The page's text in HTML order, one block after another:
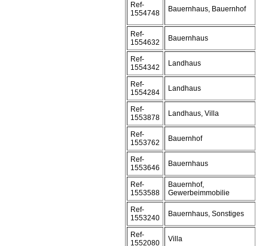
Ref-
1554748
Bauernhaus, Bauernhof
Ref-
1554632
Bauernhaus
Ref-
1554342
Landhaus
Ref-
1554284
Landhaus
Ref-
1553878
Landhaus, Villa
Ref-
1553762
Bauernhof
Ref-
1553646
Bauernhaus
Ref-
1553588
Bauernhof,
Gewerbeimmobilie
Ref-
1553240
Bauernhaus, Sonstiges
Ref-
1552080
Villa